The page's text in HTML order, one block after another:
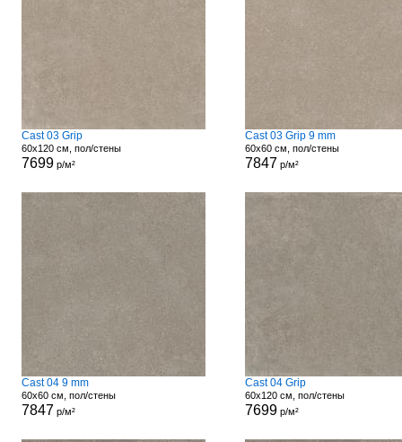
Cast 03 Grip
60x120 см, пол/стены
7699р/м²
Cast 03 Grip 9 mm
60x60 см, пол/стены
7847 р/м²
Cast 04 9 mm
60x60 см, пол/стены
7847 р/м²
Cast 04 Grip
60x120 см, пол/стены
7699р/м²